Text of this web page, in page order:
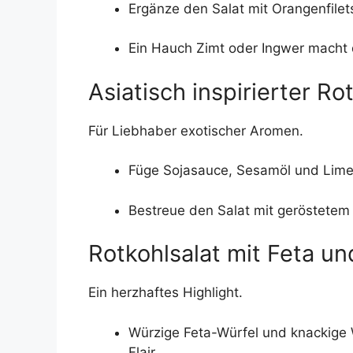
Ergänze den Salat mit
Ein Hauch Zimt oder Ingwer
Asiatisch inspirierter
Für Liebhaber exotischer Aromen.
Füge Sojasauce, Sesamöl und
Bestreue den Salat mit
Rotkohlsalat mit Feta
Ein herzhaftes Highlight.
Würzige Feta-Würfel und